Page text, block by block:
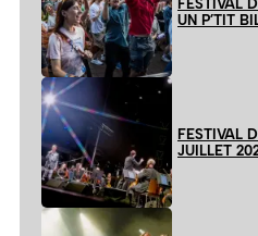
FESTIVAL
UN P’TIT
FESTIVAL
JUILLET